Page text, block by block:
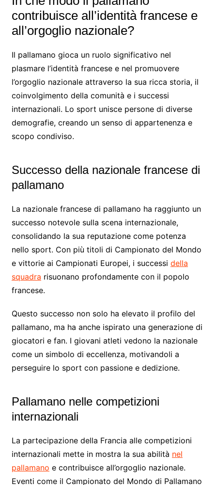
contribuisce all’identità francese e
all’orgoglio nazionale?
Il pallamano gioca un ruolo significativo nel
plasmare l’identità francese e nel promuovere
l’orgoglio nazionale attraverso la sua ricca storia, il
coinvolgimento della comunità e i successi
internazionali. Lo sport unisce persone di diverse
demografie, creando un senso di appartenenza e
scopo condiviso.
Successo della nazionale francese di
pallamano
La nazionale francese di pallamano ha raggiunto un
successo notevole sulla scena internazionale,
consolidando la sua reputazione come potenza
nello sport. Con più titoli di Campionato del Mondo
e vittorie ai Campionati Europei, i successi della
squadra risuonano profondamente con il popolo
francese.
Questo successo non solo ha elevato il profilo del
pallamano, ma ha anche ispirato una generazione di
giocatori e fan. I giovani atleti vedono la nazionale
come un simbolo di eccellenza, motivandoli a
perseguire lo sport con passione e dedizione.
Pallamano nelle competizioni
internazionali
La partecipazione della Francia alle competizioni
internazionali mette in mostra la sua abilità nel
pallamano e contribuisce all’orgoglio nazionale.
Eventi come il Campionato del Mondo di Pallamano